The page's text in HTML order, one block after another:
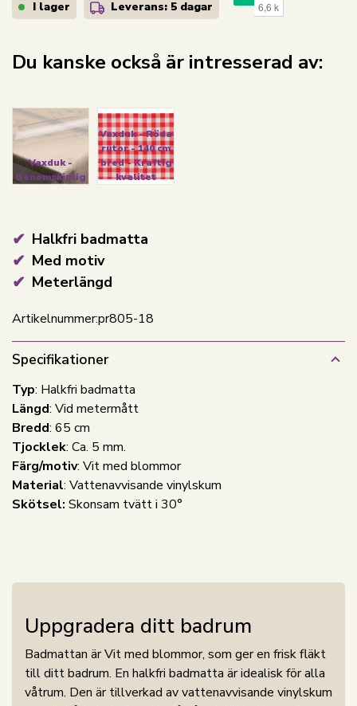
Halkfri badmatta
Med motiv
Meterlängd
I lager Leverans: 5 dagar
Artikelnummer:pr805-18
Du kanske också är intresserad av:
Vaxduk -
Genomskinlig
Vaxduk - Röda
rutor - 140 cm
bred - Kraftig
kvalitet
Specifikationer
Typ: Halkfri badmatta
Längd: Vid metermått
Bredd: 65 cm
Tjocklek: Ca. 5 mm.
Färg/motiv: Vit med blommor
Material: Vattenavvisande vinylskum
Skötsel: Skonsam tvätt i 30°
Uppgradera ditt badrum
Badmattan är Vit med blommor, som ger en frisk fläkt
till ditt badrum. En halkfri badmatta är idealisk för alla
våtrum. Den är tillverkad av vattenavvisande vinylskum